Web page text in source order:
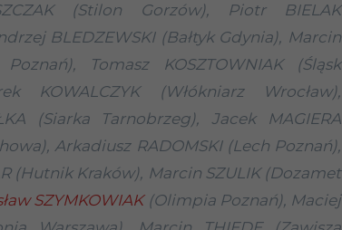
(Stilon Gorzów), Piotr BIELAK
BLEDZEWSKI (Bałtyk Gdynia), Marcin
Tomasz KOSZTOWNIAK (Śląsk
KOWALCZYK (Włókniarz Wrocław),
(Siarka Tarnobrzeg), Jacek MAGIERA
Arkadiusz RADOMSKI (Lech Poznań),
(Hutnik Kraków), Marcin SZULIK (Dozamet
SZYMKOWIAK(Olimpia Poznań), Maciej